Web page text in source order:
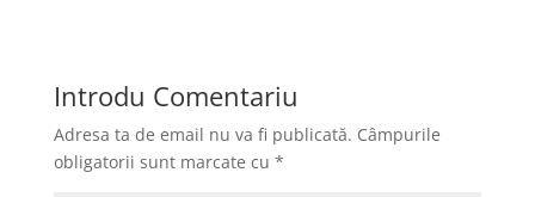
Introdu Comentariu
Adresa ta de email nu va fi publicată. Câmpurile
obligatorii sunt marcate cu *